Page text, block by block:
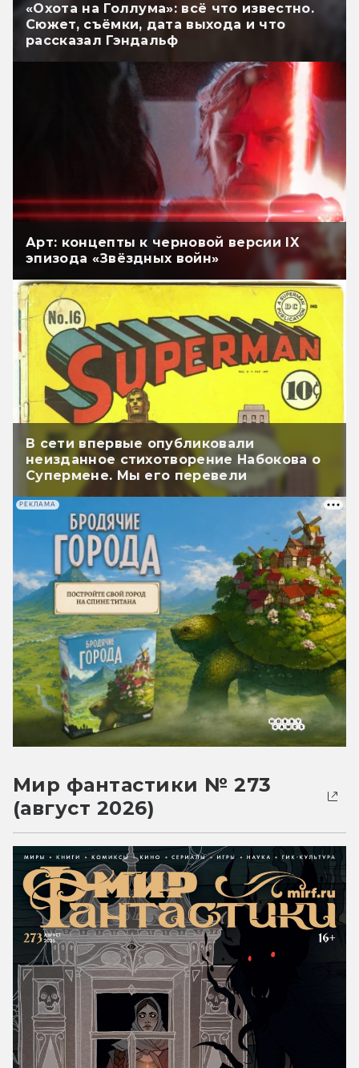
«Охота на Голлума»: всё что известно.
Сюжет, съёмки, дата выхода и что
рассказал Гэндальф
Арт: концепты к черновой версии IX
эпизода «Звёздных войн»
В сети впервые опубликовали
неизданное стихотворение Набокова о
Супермене. Мы его перевели
РЕКЛАМА
Мир фантастики № 273
(август 2026)